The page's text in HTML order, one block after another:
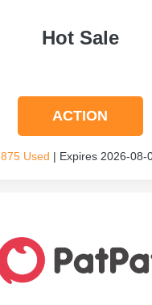
Hot Sale
ACTION
875 Used | Expires 2026-08-